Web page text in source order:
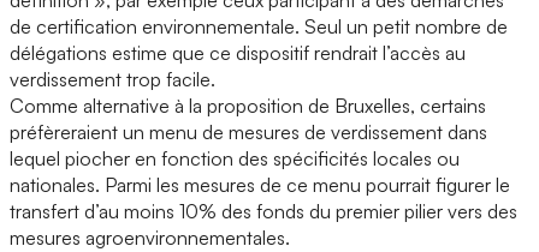
de certification environnementale. Seul un petit nombre de
délégations estime que ce dispositif rendrait l’accès au
verdissement trop facile.
Comme alternative à la proposition de Bruxelles, certains
préfèreraient un menu de mesures de verdissement dans
lequel piocher en fonction des spécificités locales ou
nationales. Parmi les mesures de ce menu pourrait figurer le
transfert d’au moins 10% des fonds du premier pilier vers des
mesures agroenvironnementales.